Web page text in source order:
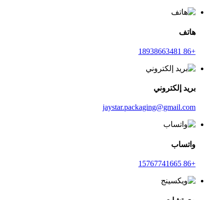
هاتف
+86 18938663481
بريد إلكتروني
jaystar.packaging@gmail.com
واتساب
+86 15767741665